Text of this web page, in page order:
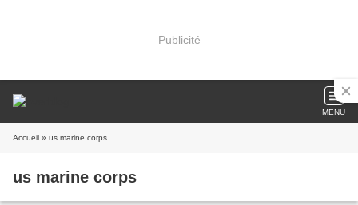
Publicité
MENU
Accueil » us marine corps
us marine corps